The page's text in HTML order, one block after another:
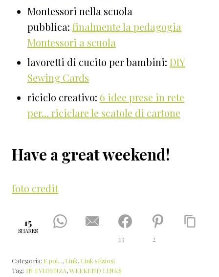
Montessori nella scuola
pubblica: finalmente la pedagogia
Montessori a scuola
lavoretti di cucito per bambini: DIY
Sewing Cards
riciclo creativo: 6 idee prese in rete
per… riciclare le scatole di cartone
Have a great weekend!
foto credit
15
SHARES
13 2
Categoria: E poi..., Link, Link sfiziosi
Tag: IN EVIDENZA,WEEKEND LINKS